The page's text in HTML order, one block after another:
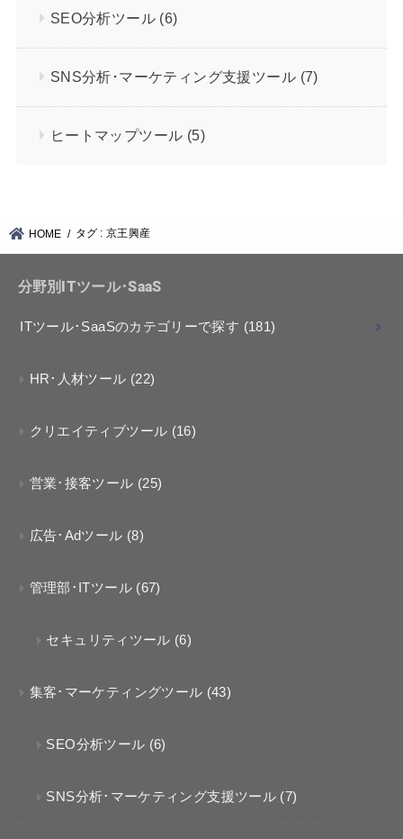
SEO分析ツール (6)
SNS分析･マーケティング支援ツール (7)
ヒートマップツール (5)
HOME タグ : 京王興産
分野別ITツール･SaaS
ITツール･SaaSのカテゴリーで探す (181)
HR･人材ツール (22)
クリエイティブツール (16)
営業･接客ツール (25)
広告･Adツール (8)
管理部･ITツール (67)
セキュリティツール (6)
集客･マーケティングツール (43)
SEO分析ツール (6)
SNS分析･マーケティング支援ツール (7)